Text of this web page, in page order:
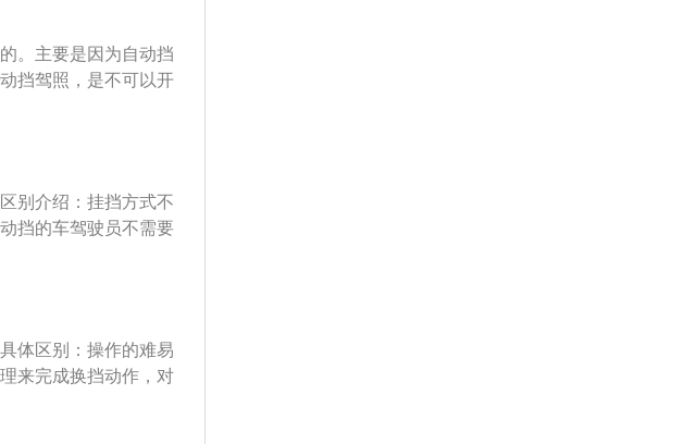
自动挡的车则没有离
而手动挡的车就不会
控制好油门，刹车就
升降挡位，这一点对
它的最主要原因，好
，及时手动更换挡
的，在驾驶过程中，
点是油耗，这与实际
省油优势便得以突
高速公路上行驶的时
是远不如手动挡车型
制动，更换挡位等多
速，在减速过程中，
依旧会有动力输出，
故，而且如果在驾驶
自动挡的驾驶证是不
挡的车辆，自动挡的
，变速箱是自动升降
比，在学车的时候难
通过，尤其是有些学
。主要是因为自动挡
挡驾照，是不可以开
动挡和自动挡区别：
作比较简单；2、安
的时候忘记挂挡，这
的相对来说省油一
低，所以耗油率也会
动挡汽车相比，手
别介绍：挂挡方式不
挡的车驾驶员不需要
1至5挡加上R挡；自
须非常熟练，对于驾
繁换挡，对于不熟练
体区别：操作的难易
来完成换挡动作，对
省心轻松；手动挡主